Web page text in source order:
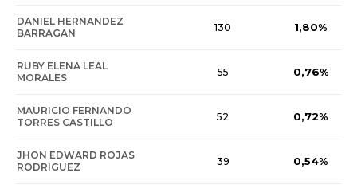
DANIEL HERNANDEZ
BARRAGAN
130 1,80%
RUBY ELENA LEAL
MORALES
55 0,76%
MAURICIO FERNANDO
TORRES CASTILLO
52 0,72%
JHON EDWARD ROJAS
RODRIGUEZ
39 0,54%